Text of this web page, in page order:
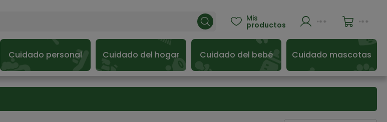
 Mis
productos
Cuidado personal Cuidado del hogar Cuidado del bebé Cuidado mascotas